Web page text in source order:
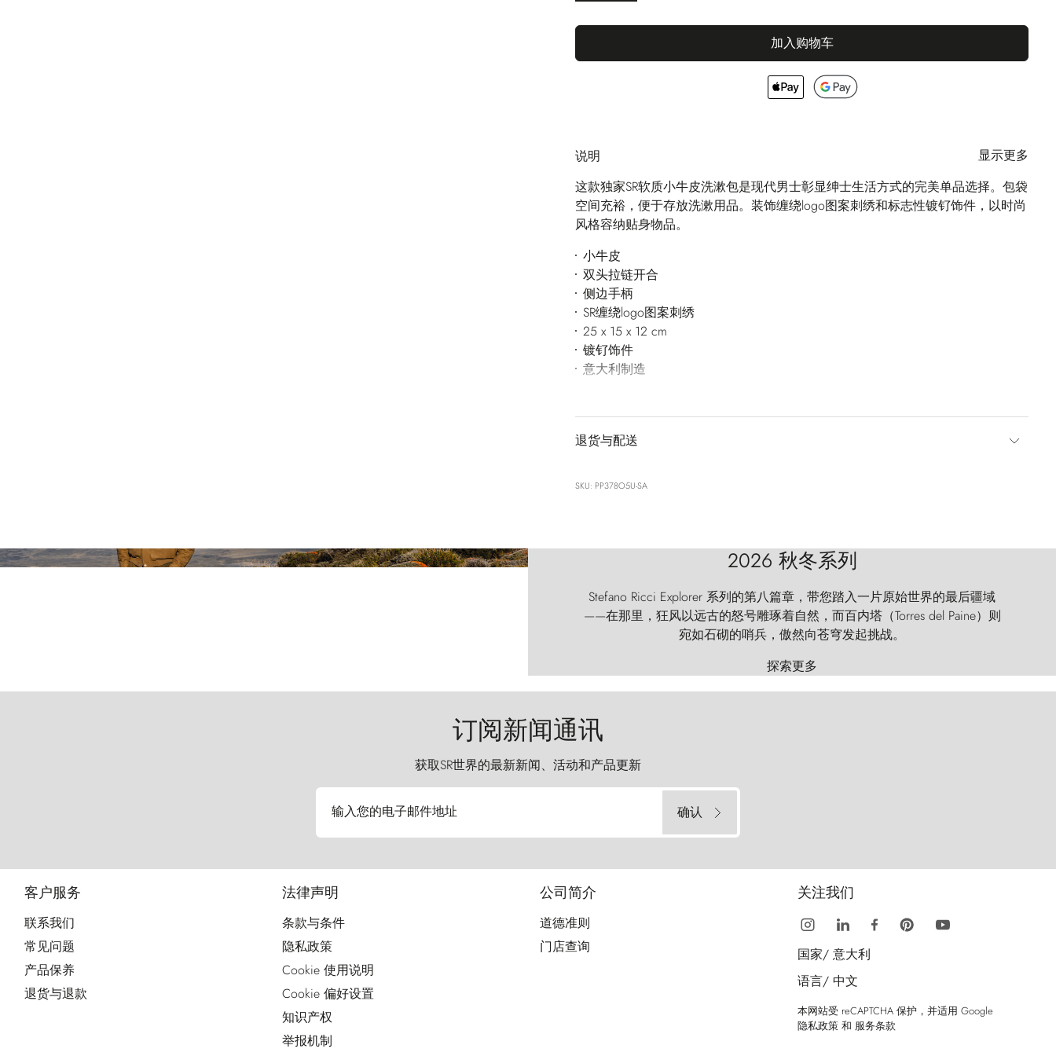
加入购物车
说明
显示更多
这款独家SR软质小牛皮洗漱包是现代男士彰显绅士生活方式的完美单品选择。包袋
空间充裕，便于存放洗漱用品。装饰缠绕logo图案刺绣和标志性镀钌饰件，以时尚
风格容纳贴身物品。
小牛皮
双头拉链开合
侧边手柄
SR缠绕logo图案刺绣
25 x 15 x 12 cm
镀钌饰件
意大利制造
退货与配送
SKU: PP378O5U-SA
2026 秋冬系列
Stefano Ricci Explorer 系列的第八篇章，带您踏入一片原始世界的最后疆域
——在那里，狂风以远古的怒号雕琢着自然，而百内塔（Torres del Paine）则
宛如石砌的哨兵，傲然向苍穹发起挑战。
探索更多
订阅新闻通讯
获取SR世界的最新新闻、活动和产品更新
输入您的电子邮件地址 确认
客户服务
联系我们
常见问题
产品保养
退货与退款
法律声明
条款与条件
隐私政策
Cookie 使用说明
Cookie 偏好设置
知识产权
举报机制
公司简介
道德准则
门店查询
关注我们
国家/ 意大利
语言/ 中文
本网站受 reCAPTCHA 保护，并适用 Google
隐私政策 和 服务条款